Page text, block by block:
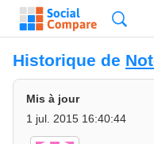
Historique de
Mis à jour
1 jul. 2015 16:40:44